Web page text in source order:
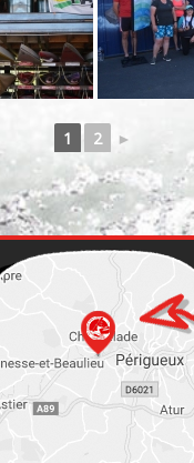
1 2 ►